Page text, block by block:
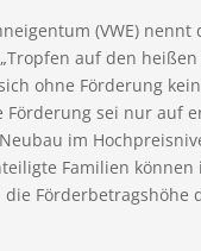
(VWE) nennt
auf den heißen
ohne Förderung
Förderung sei nur auf
im
Familien
Förderbetragshöhe